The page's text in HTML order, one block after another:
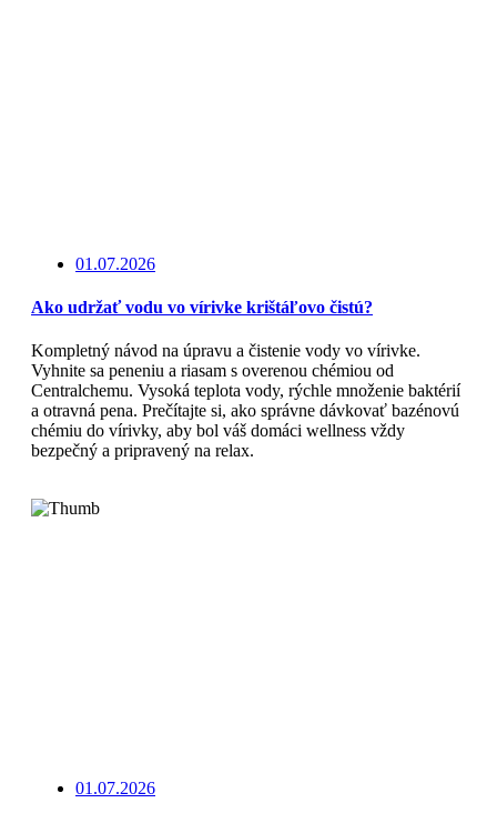
01.07.2026
Ako udržať vodu vo vírivke krištáľovo čistú?
Kompletný návod na úpravu a čistenie vody vo vírivke.
Vyhnite sa peneniu a riasam s overenou chémiou od
Centralchemu. Vysoká teplota vody, rýchle množenie baktérií
a otravná pena. Prečítajte si, ako správne dávkovať bazénovú
chémiu do vírivky, aby bol váš domáci wellness vždy
bezpečný a pripravený na relax.
01.07.2026